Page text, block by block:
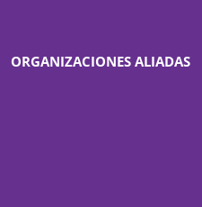
ORGANIZACIONES ALIADAS